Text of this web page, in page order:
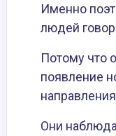
Именно
людей
Потому что
появление
Они